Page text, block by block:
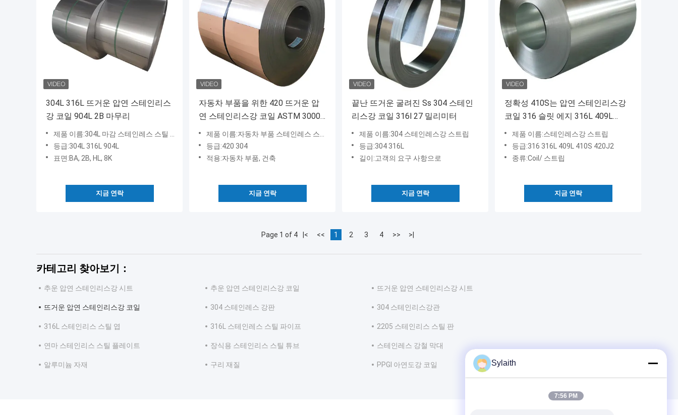
304L 316L 뜨거운 압연 스테인리스
강 코일 904L 2B 마무리
제품 이름:304L 마감 스테인레스 스틸 코일
등급:304L 316L 904L
표면:BA, 2B, HL, 8K
지금 연락
자동차 부품을 위한 420 뜨거운 압
연 스테인리스강 코일 ASTM 3000
밀리미터 304
제품 이름:자동차 부품 스테인레스 스틸 코일
등급:420 304
적용:자동차 부품, 건축
지금 연락
끝난 뜨거운 굴려진 Ss 304 스테인
리스강 코일 316l 27 밀리미터
제품 이름:304 스테인레스강 스트립
등급:304 316L
길이:고객의 요구 사항으로
지금 연락
정확성 410S는 압연 스테인리스강
코일 316 슬릿 에지 316L 409L
420J2를 뜨겁게 합니다
제품 이름:스테인레스강 스트립
등급:316 316L 409L 410S 420J2
종류:Coil/ 스트립
지금 연락
Page 1 of 4 |< << 1 2 3 4 >> >|
카테고리 찾아보기：
추운 압연 스테인리스강 시트 추운 압연 스테인리스강 코일 뜨거운 압연 스테인리스강 시트
뜨거운 압연 스테인리스강 코일 304 스테인레스 강판 304 스테인리스강관
316L 스테인리스 스틸 엽 316L 스테인레스 스틸 파이프 2205 스테인리스 스틸 판
연마 스테인리스 스틸 플레이트 장식용 스테인리스 스틸 튜브 스테인레스 강철 막대
알루미늄 자재 구리 재질 PPGI 아연도강 코일 Sylaith
7:56 PM